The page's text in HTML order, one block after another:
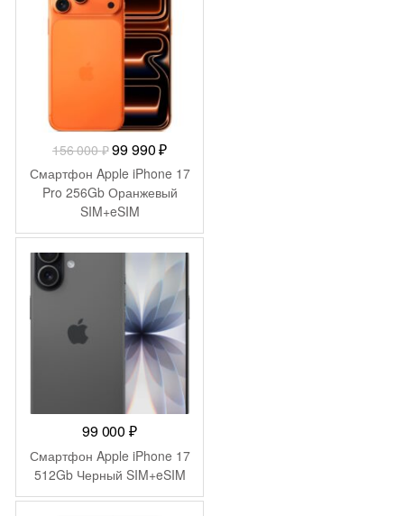
156 000₽Первоначальная
цена
составляла
156
000 ₽.
99 990₽Текущая
цена:
99
Смартфон Apple iPhone 17
Pro 256Gb Оранжевый
SIM+eSIM
99 000₽
Смартфон Apple iPhone 17
512Gb Черный SIM+eSIM